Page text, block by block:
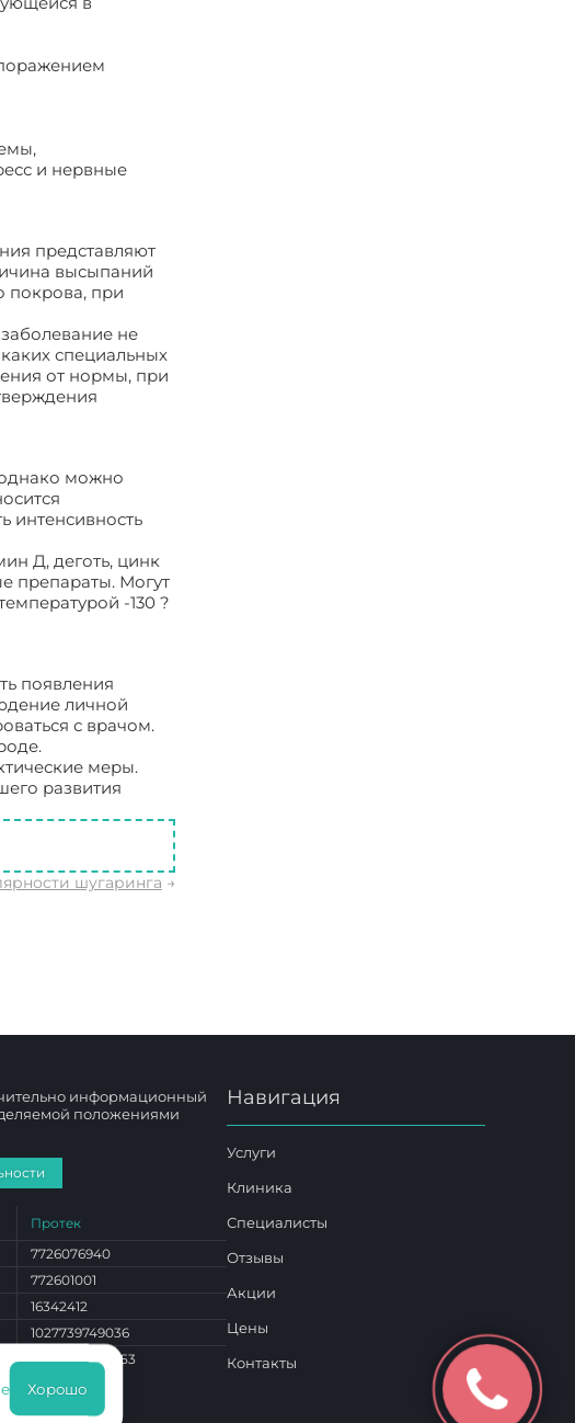
и нервные
представляют
высыпаний
покрова, при
не
специальных
от нормы, при
однако можно
интенсивность
Д, деготь, цинк
препараты. Могут
-130 ?
появления
личной
с врачом.
меры.
развития
шугаринга →
информационный
положениями
Протек
7726076940
772601001
16342412
1027739749036
ЛО 77 01 014453
Навигация
Услуги
Клиника
Специалисты
Отзывы
Акции
Цены
Контакты
Хорошо